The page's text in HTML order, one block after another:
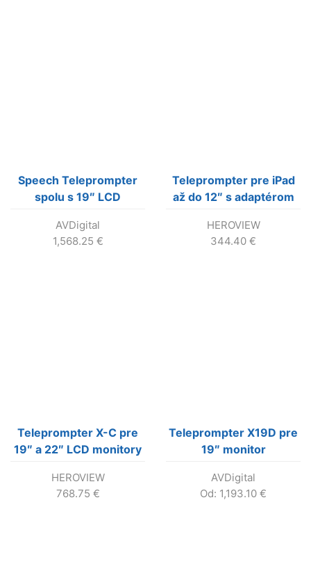
Speech Teleprompter
spolu s 19″ LCD
HDMI/VGA
AVDigital
1,568.25 €
Teleprompter pre iPad
až do 12″ s adaptérom
v krabici.
HEROVIEW
344.40 €
Teleprompter X-C pre
19″ a 22″ LCD monitory
HEROVIEW
768.75 €
Teleprompter X19D pre
19″ monitor
AVDigital
Od: 1,193.10 €